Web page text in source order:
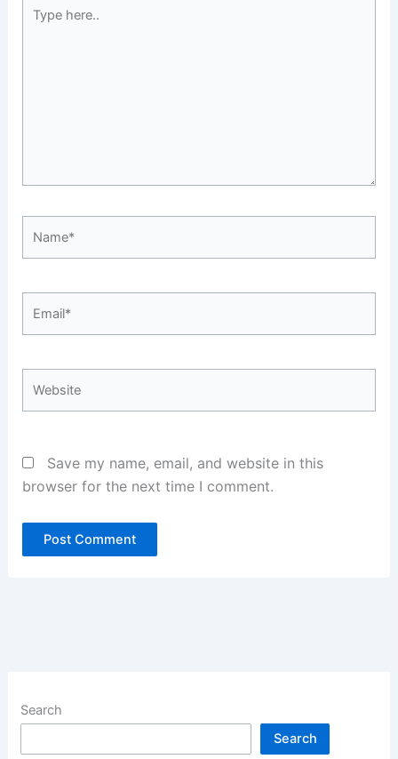
here..
Save my name, email, and website in this
browser for the next time I comment.
Search
Search